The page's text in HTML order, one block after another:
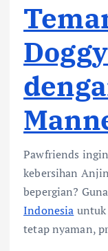
Pawfriends
kebersihan
bepergian?
Indonesia
tetap nyaman,